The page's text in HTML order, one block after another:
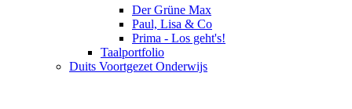
Der Grüne Max
Paul, Lisa & Co
Prima - Los geht's!
Taalportfolio
Duits Voortgezet Onderwijs